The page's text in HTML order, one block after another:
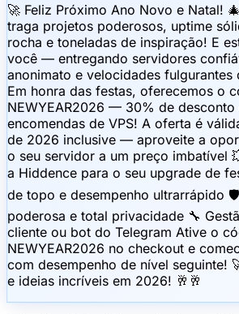
🚀 Feliz Próximo Ano Novo e Natal!
traga projetos poderosos, uptime
rocha e toneladas de inspiração! E
você — entregando servidores
anonimato e velocidades fulgurantes
Em honra das festas, oferecemos o
NEWYEAR2026 — 30% de desconto
encomendas de VPS! A oferta é
de 2026 inclusive — aproveite a
o seu servidor a um preço imbatível
a Hiddence para o seu upgrade de
de topo e desempenho ultrarrápido
poderosa e total privacidade 🔧
cliente ou bot do Telegram Ative o
NEWYEAR2026 no checkout e
com desempenho de nível seguinte!
e ideias incríveis em 2026! 🥂🥂